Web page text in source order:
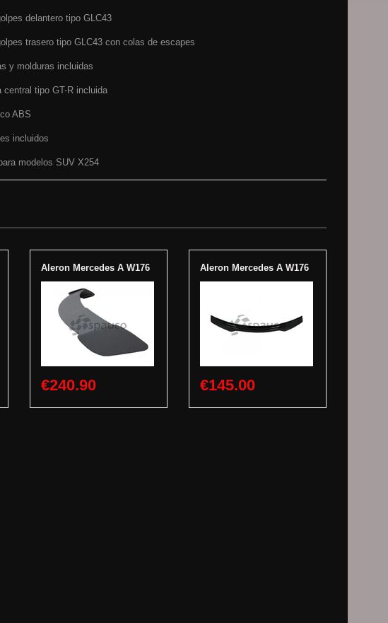
delantero tipo GLC43
trasero tipo GLC43 con colas de escapes
y molduras incluidas
central tipo GT-R incluida
ABS
incluidos
modelos SUV X254
Aleron Mercedes A W176
€240.90
Aleron Mercedes A W176
€145.00